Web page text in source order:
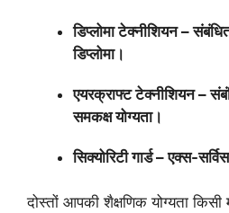
डिप्लोमा टेक्नीशियन –
डिप्लोमा।
एयरक्राफ्ट टेक्नीशियन –
समकक्ष योग्यता।
सिक्योरिटी गार्ड – एक्स-
दोस्तों आपकी शैक्षणिक योग्यता किसी